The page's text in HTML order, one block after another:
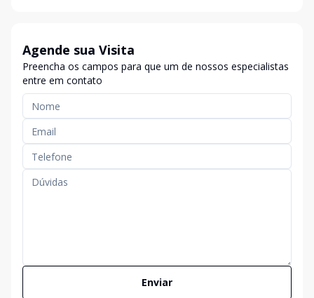
Agende sua Visita
Preencha os campos para que um de nossos especialistas
entre em contato
Enviar